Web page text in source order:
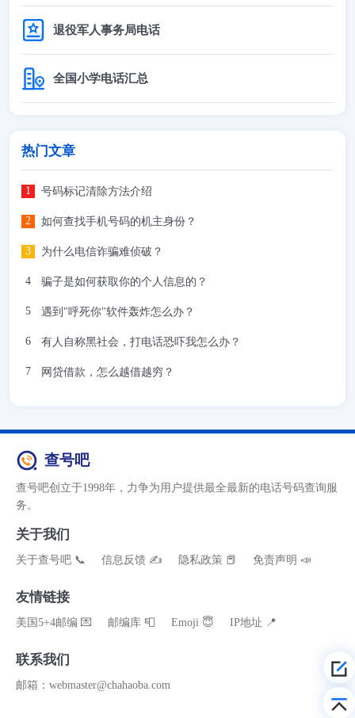
退役军人事务局电话
全国小学电话汇总
热门文章
号码标记清除方法介绍
如何查找手机号码的机主身份？
为什么电信诈骗难侦破？
骗子是如何获取你的个人信息的？
遇到"呼死你"软件轰炸怎么办？
有人自称黑社会，打电话恐吓我怎么办？
网贷借款，怎么越借越穷？
查号吧
查号吧创立于1998年，力争为用户提供最全最新的电话号码查询服
务。
关于我们
关于查号吧 📞 信息反馈 ✍ 隐私政策 📕 免责声明 📣
友情链接
美国5+4邮编 💌 邮编库 📮 Emoji 😇 IP地址 📍
联系我们
邮箱：webmaster@chahaoba.com